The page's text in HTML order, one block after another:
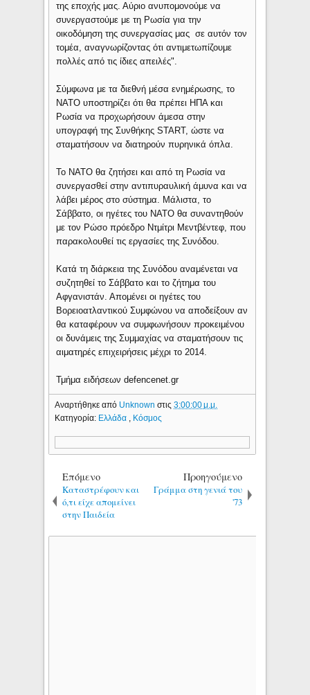
της εποχής μας. Αύριο ανυπομονούμε να
συνεργαστούμε με τη Ρωσία για την
οικοδόμηση της συνεργασίας μας σε αυτόν τον
τομέα, αναγνωρίζοντας ότι αντιμετωπίζουμε
πολλές από τις ίδιες απειλές".
Σύμφωνα με τα διεθνή μέσα ενημέρωσης, το
ΝΑΤΟ υποστηρίζει ότι θα πρέπει ΗΠΑ και
Ρωσία να προχωρήσουν άμεσα στην
υπογραφή της Συνθήκης START, ώστε να
σταματήσουν να διατηρούν πυρηνικά όπλα.
Το ΝΑΤΟ θα ζητήσει και από τη Ρωσία να
συνεργασθεί στην αντιπυραυλική άμυνα και να
λάβει μέρος στο σύστημα. Μάλιστα, το
Σάββατο, οι ηγέτες του ΝΑΤΟ θα συναντηθούν
με τον Ρώσο πρόεδρο Ντμίτρι Μεντβέντεφ, που
παρακολουθεί τις εργασίες της Συνόδου.
Κατά τη διάρκεια της Συνόδου αναμένεται να
συζητηθεί το Σάββατο και το ζήτημα του
Αφγανιστάν. Απομένει οι ηγέτες του
Βορειοατλαντικού Συμφώνου να αποδείξουν αν
θα καταφέρουν να συμφωνήσουν προκειμένου
οι δυνάμεις της Συμμαχίας να σταματήσουν τις
αιματηρές επιχειρήσεις μέχρι το 2014.
Τμήμα ειδήσεων defencenet.gr
Αναρτήθηκε από Unknownστις3:00:00 μ.μ.
Κατηγορία: Ελλάδα , Κόσμος
Επόμενο
Καταστρέφουν και
ό,τι είχε απομείνει
στην Παιδεία
Προηγούμενο
Γράμμα στη γενιά του
'73